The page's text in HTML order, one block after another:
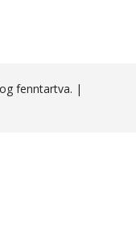
fenntartva. |